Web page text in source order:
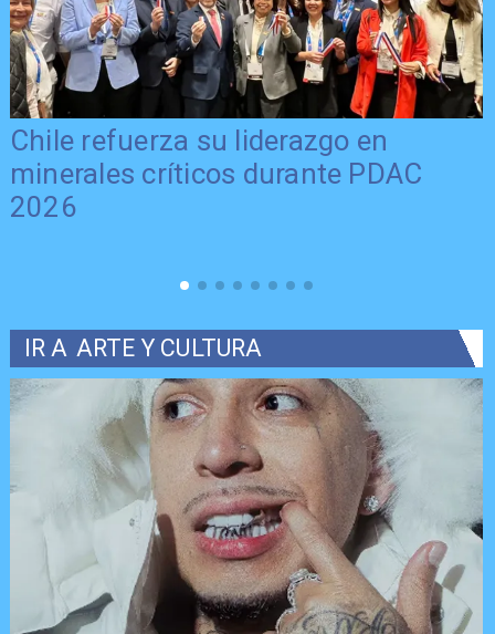
Chile refuerza su liderazgo en
minerales críticos durante PDAC
2026
IR A ARTE Y CULTURA